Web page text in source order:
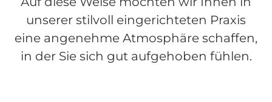
unserer stilvoll eingerichteten Praxis
eine angenehme Atmosphäre schaffen,
in der Sie sich gut aufgehoben fühlen.